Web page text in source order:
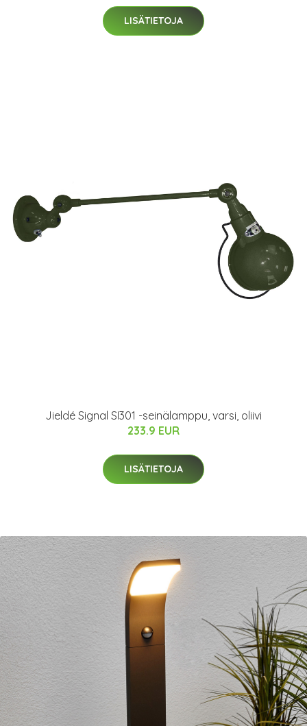
LISÄTIETOJA
Jieldé Signal SI301 -seinälamppu, varsi, oliivi
233.9 EUR
LISÄTIETOJA